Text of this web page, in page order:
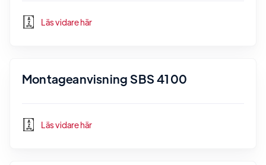
Läs vidare här
Montageanvisning SBS 4100
Läs vidare här